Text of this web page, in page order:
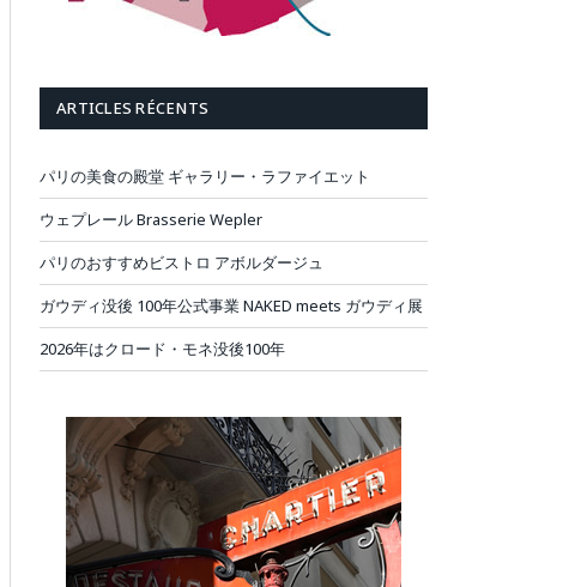
ARTICLES RÉCENTS
パリの美食の殿堂 ギャラリー・ラファイエット
ウェプレール Brasserie Wepler
パリのおすすめビストロ アボルダージュ
ガウディ没後 100年公式事業 NAKED meets ガウディ展
2026年はクロード・モネ没後100年